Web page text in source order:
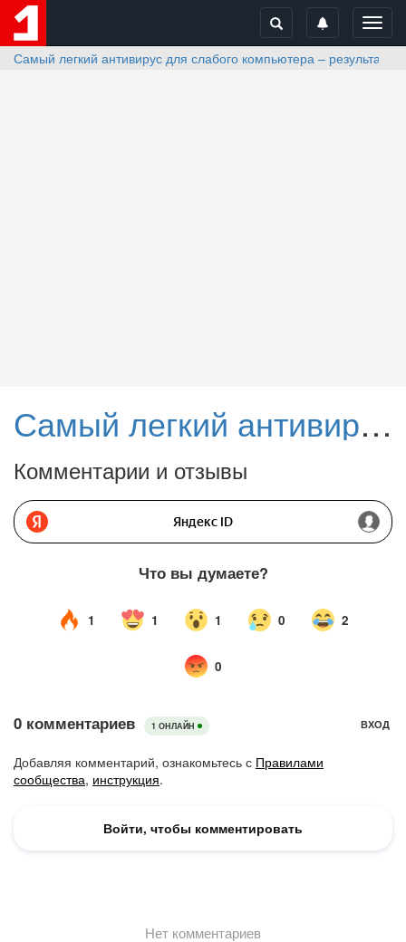
Самый легкий антивирус для слабого компьютера – результаты
Самый легкий антивирус для слабого компьютера – результаты тестирования AV-Comparatives 2023
Комментарии и отзывы